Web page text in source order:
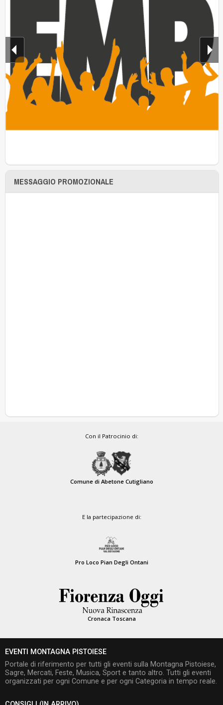
MESSAGGIO PROMOZIONALE
Con il Patrocinio di:
Comune di Abetone Cutigliano
E la partecipazione di:
Pro Loco Pian Degli Ontani
Cronaca Toscana
EVENTI MONTAGNA PISTOIESE
Portale di riferimento per tutti gli eventi sulla Montagna Pistoiese,
Sagre, Mercati, Feste, Musica, Sport e tanto altro. Tutti gli eventi
organizzati per ogni Comune e per ogni Categoria in tempo reale.